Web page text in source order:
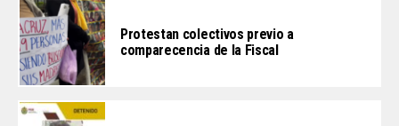
Protestan colectivos previo a
comparecencia de la Fiscal